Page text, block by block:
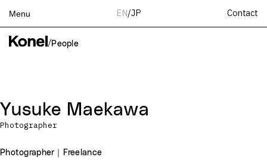
Menu EN/JP Contact
Top
About
News
/ People
Yusuke Maekawa
Photographer
Photographer｜Freelance